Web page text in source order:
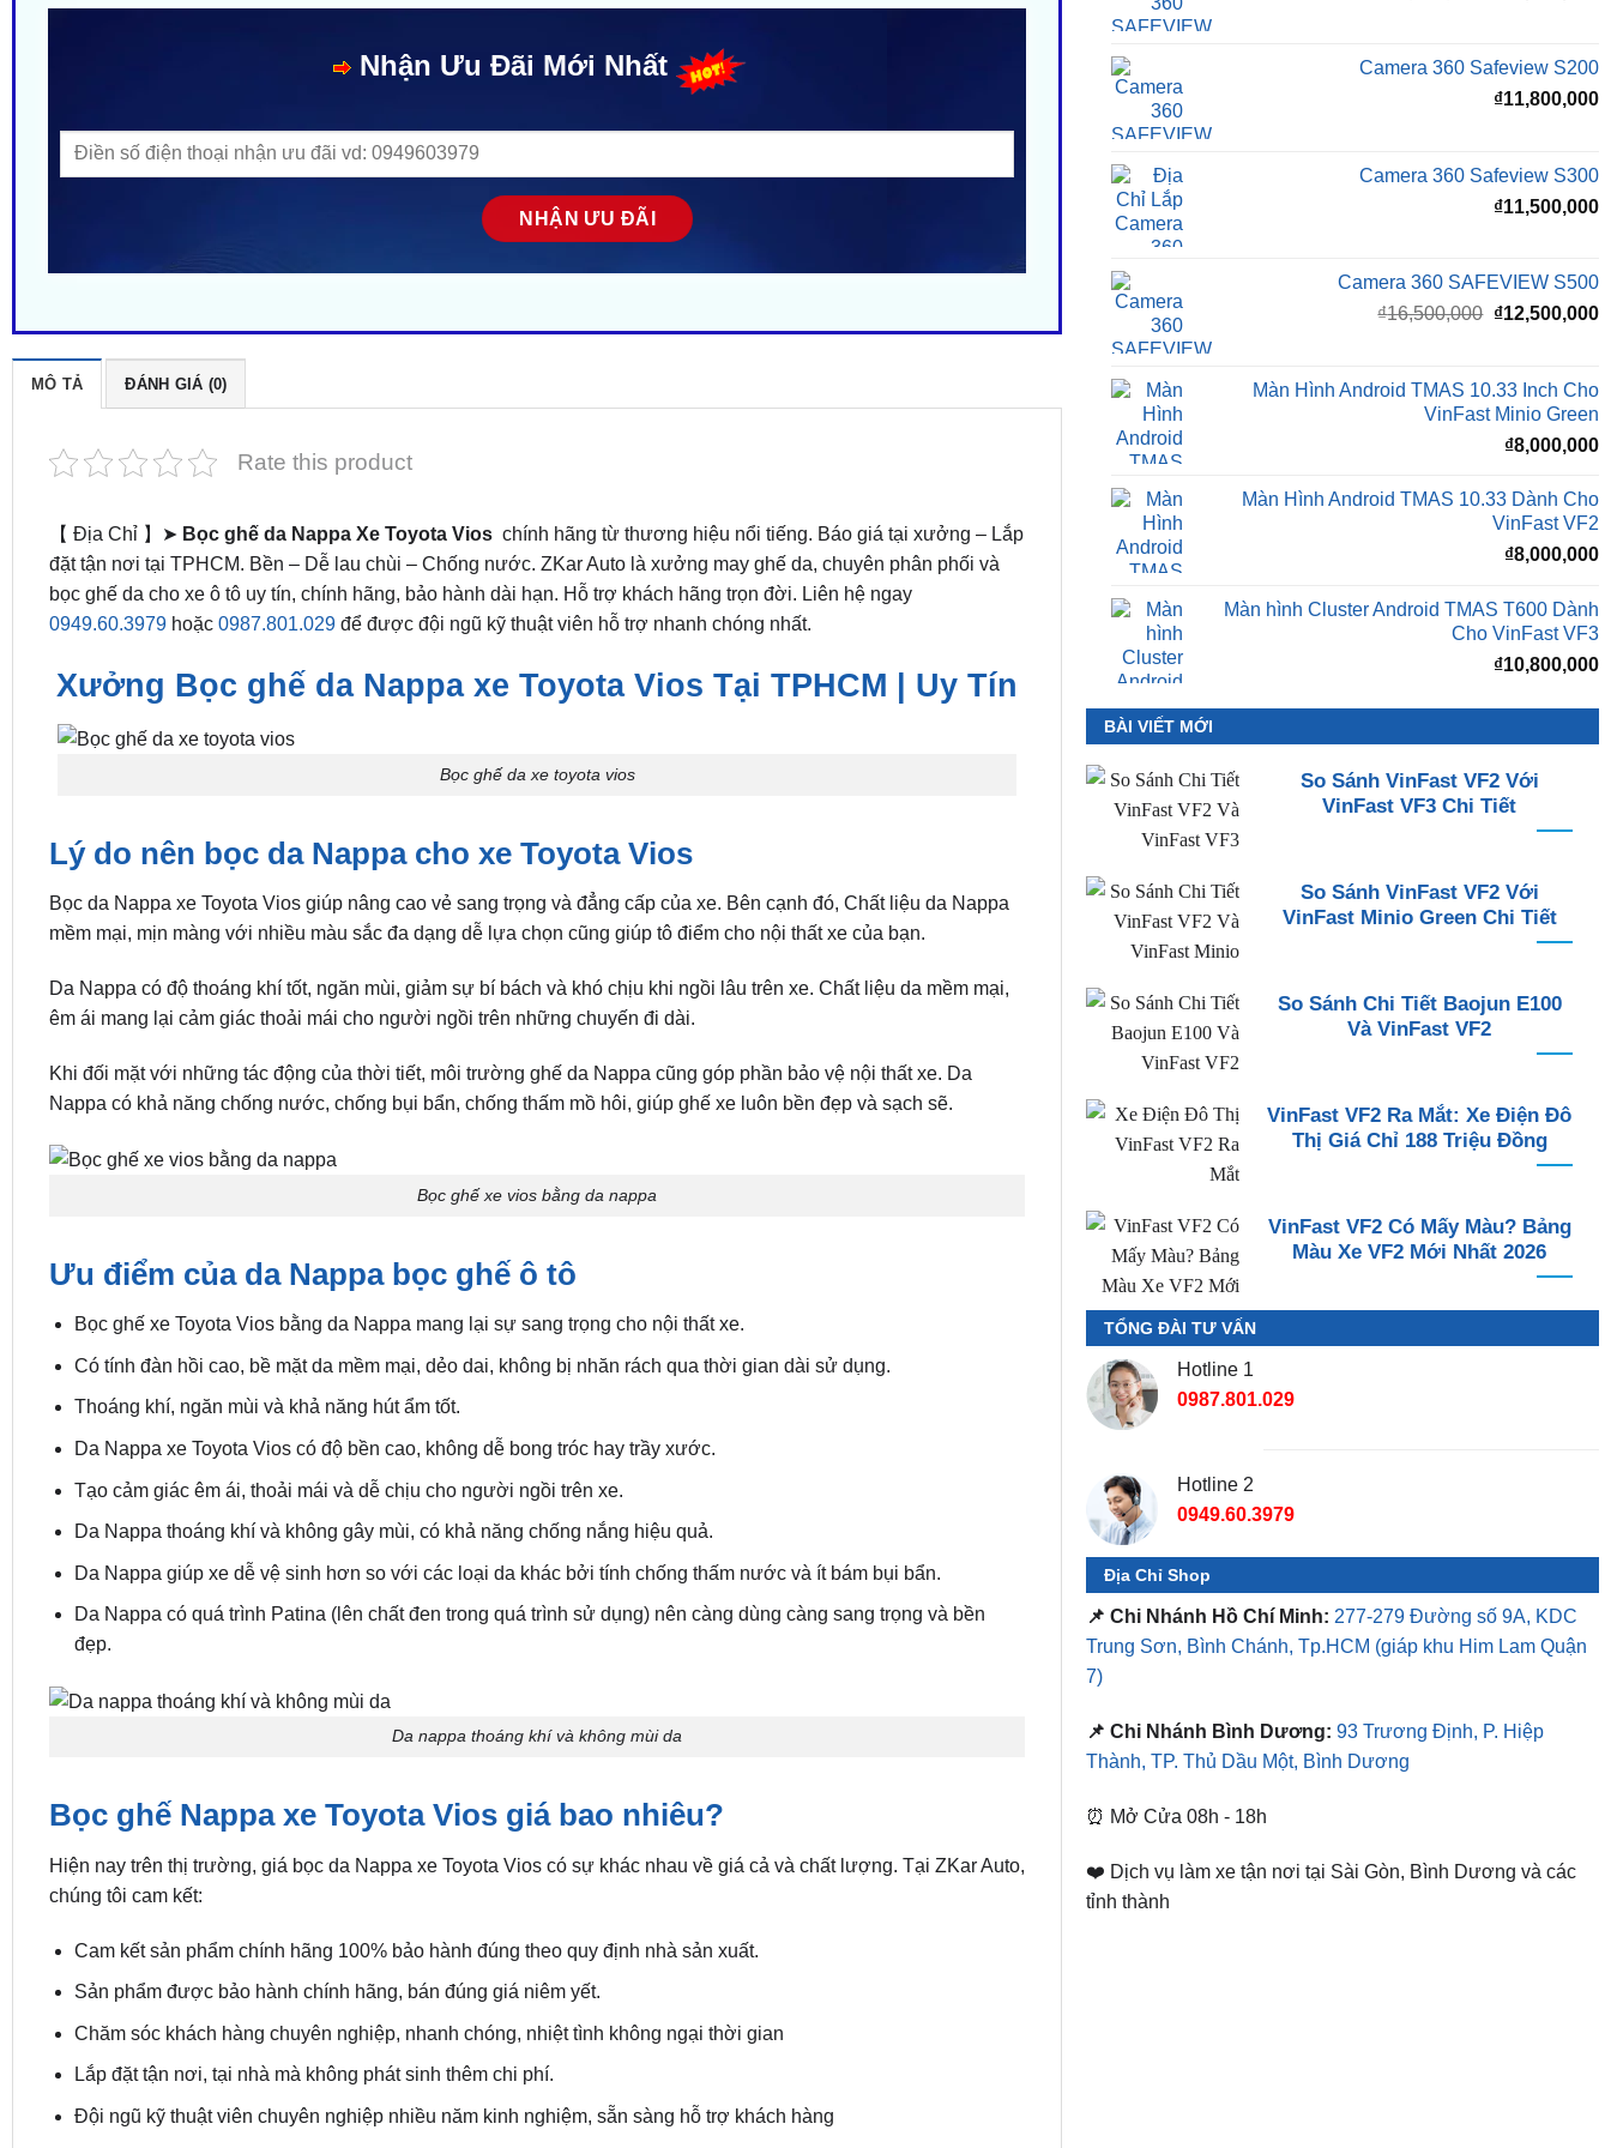
Nhận Ưu Đãi Mới Nhất
MÔ TẢ ĐÁNH GIÁ (0)
Rate this product
【 Địa Chỉ 】➤ Bọc ghế da Nappa Xe Toyota Vios chính hãng từ thương hiệu nổi tiếng. Báo giá tại xưởng – Lắp
đặt tận nơi tại TPHCM. Bền – Dễ lau chùi – Chống nước. ZKar Auto là xưởng may ghế da, chuyên phân phối và
bọc ghế da cho xe ô tô uy tín, chính hãng, bảo hành dài hạn. Hỗ trợ khách hãng trọn đời. Liên hệ ngay
0949.60.3979hoặc 0987.801.029để được đội ngũ kỹ thuật viên hỗ trợ nhanh chóng nhất.
Xưởng Bọc ghế da Nappa xe Toyota Vios Tại TPHCM | Uy Tín
Bọc ghế da xe toyota vios
Lý do nên bọc da Nappa cho xe Toyota Vios
Bọc da Nappa xe Toyota Vios giúp nâng cao vẻ sang trọng và đẳng cấp của xe. Bên cạnh đó, Chất liệu da Nappa
mềm mại, mịn màng với nhiều màu sắc đa dạng dễ lựa chọn cũng giúp tô điểm cho nội thất xe của bạn.
Da Nappa có độ thoáng khí tốt, ngăn mùi, giảm sự bí bách và khó chịu khi ngồi lâu trên xe. Chất liệu da mềm mại,
êm ái mang lại cảm giác thoải mái cho người ngồi trên những chuyến đi dài.
Khi đối mặt với những tác động của thời tiết, môi trường ghế da Nappa cũng góp phần bảo vệ nội thất xe. Da
Nappa có khả năng chống nước, chống bụi bẩn, chống thấm mồ hôi, giúp ghế xe luôn bền đẹp và sạch sẽ.
Bọc ghế xe vios bằng da nappa
Ưu điểm của da Nappa bọc ghế ô tô
Bọc ghế xe Toyota Vios bằng da Nappa mang lại sự sang trọng cho nội thất xe.
Có tính đàn hồi cao, bề mặt da mềm mại, dẻo dai, không bị nhăn rách qua thời gian dài sử dụng.
Thoáng khí, ngăn mùi và khả năng hút ẩm tốt.
Da Nappa xe Toyota Vios có độ bền cao, không dễ bong tróc hay trầy xước.
Tạo cảm giác êm ái, thoải mái và dễ chịu cho người ngồi trên xe.
Da Nappa thoáng khí và không gây mùi, có khả năng chống nắng hiệu quả.
Da Nappa giúp xe dễ vệ sinh hơn so với các loại da khác bởi tính chống thấm nước và ít bám bụi bẩn.
Da Nappa có quá trình Patina (lên chất đen trong quá trình sử dụng) nên càng dùng càng sang trọng và bền
đẹp.
Da nappa thoáng khí và không mùi da
Bọc ghế Nappa xe Toyota Vios giá bao nhiêu?
Hiện nay trên thị trường, giá bọc da Nappa xe Toyota Vios có sự khác nhau về giá cả và chất lượng. Tại ZKar Auto,
chúng tôi cam kết:
Cam kết sản phẩm chính hãng 100% bảo hành đúng theo quy định nhà sản xuất.
Sản phẩm được bảo hành chính hãng, bán đúng giá niêm yết.
Chăm sóc khách hàng chuyên nghiệp, nhanh chóng, nhiệt tình không ngại thời gian
Lắp đặt tận nơi, tại nhà mà không phát sinh thêm chi phí.
Đội ngũ kỹ thuật viên chuyên nghiệp nhiều năm kinh nghiệm, sẵn sàng hỗ trợ khách hàng
₫16,500,000.
Camera 360 Safeview S200
₫11,800,000
Camera 360 Safeview S300
₫11,500,000
Camera 360 SAFEVIEW S500
₫16,500,000 Giá
₫16,500,000.
₫12,500,000
Màn Hình Android TMAS 10.33 Inch Cho
VinFast Minio Green
₫8,000,000
Màn Hình Android TMAS 10.33 Dành Cho
VinFast VF2
₫8,000,000
Màn hình Cluster Android TMAS T600 Dành
Cho VinFast VF3
₫10,800,000
BÀI VIẾT MỚI
So Sánh VinFast VF2 Với
VinFast VF3 Chi Tiết
So Sánh VinFast VF2 Với
VinFast Minio Green Chi Tiết
So Sánh Chi Tiết Baojun E100
Và VinFast VF2
VinFast VF2 Ra Mắt: Xe Điện Đô
Thị Giá Chỉ 188 Triệu Đồng
VinFast VF2 Có Mấy Màu? Bảng
Màu Xe VF2 Mới Nhất 2026
TỔNG ĐÀI TƯ VẤN
Hotline 1
0987.801.029
Hotline 2
0949.60.3979
Địa Chỉ Shop
📌 Chi Nhánh Hồ Chí Minh: 277-279 Đường số 9A, KDC
Trung Sơn, Bình Chánh, Tp.HCM (giáp khu Him Lam Quận
7)
📌 Chi Nhánh Bình Dương: 93 Trương Định, P. Hiệp
Thành, TP. Thủ Dầu Một, Bình Dương
⏰ Mở Cửa 08h - 18h
❤️ Dịch vụ làm xe tận nơi tại Sài Gòn, Bình Dương và các
tỉnh thành